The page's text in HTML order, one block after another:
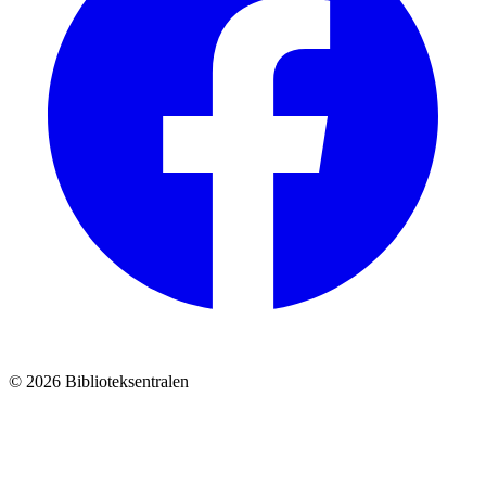
© 2026 Biblioteksentralen